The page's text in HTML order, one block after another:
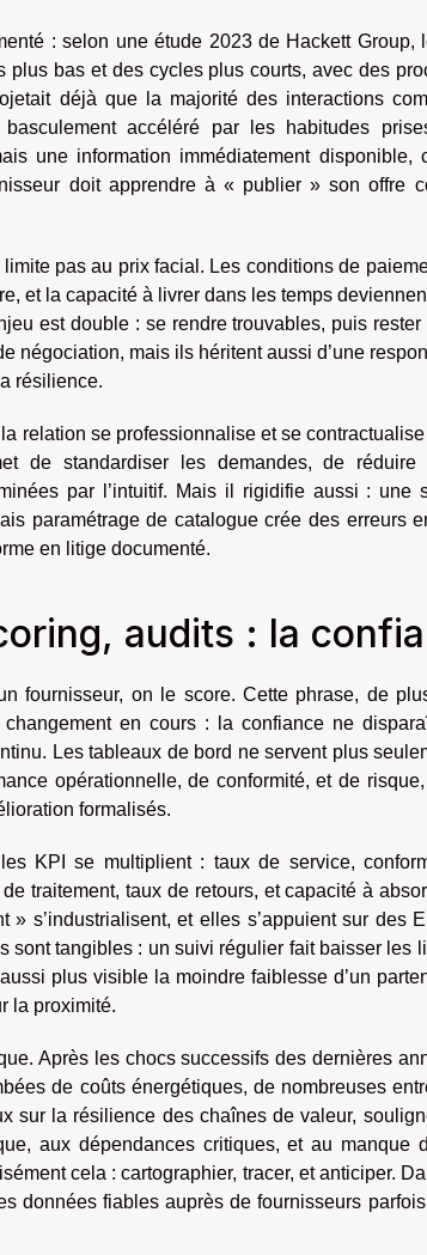
: selon une étude 2023 de Hackett
plus bas et des cycles plus courts, avec des
déjà que la majorité des interactions
accéléré par les habitudes
une information immédiatement
doit apprendre à « publier » son offre
pas au prix facial. Les conditions de
et la capacité à livrer dans les temps
est double : se rendre trouvables, puis
négociation, mais ils héritent aussi d’une
résilience.
relation se professionnalise et se
de standardiser les demandes, de
par l’intuitif. Mais il rigidifie aussi : une
paramétrage de catalogue crée des erreurs
en litige documenté.
audits : la
fournisseur, on le score. Cette phrase, de
en cours : la confiance ne
Les tableaux de bord ne servent plus
opérationnelle, de conformité, et de
formalisés.
KPI se multiplient : taux de service,
traitement, taux de retours, et capacité à
» s’industrialisent, et elles s’appuient sur des
sont tangibles : un suivi régulier fait baisser les
plus visible la moindre faiblesse d’un
la proximité.
Après les chocs successifs des dernières
de coûts énergétiques, de nombreuses
sur la résilience des chaînes de valeur,
aux dépendances critiques, et au
cela : cartographier, tracer, et anticiper.
données fiables auprès de fournisseurs